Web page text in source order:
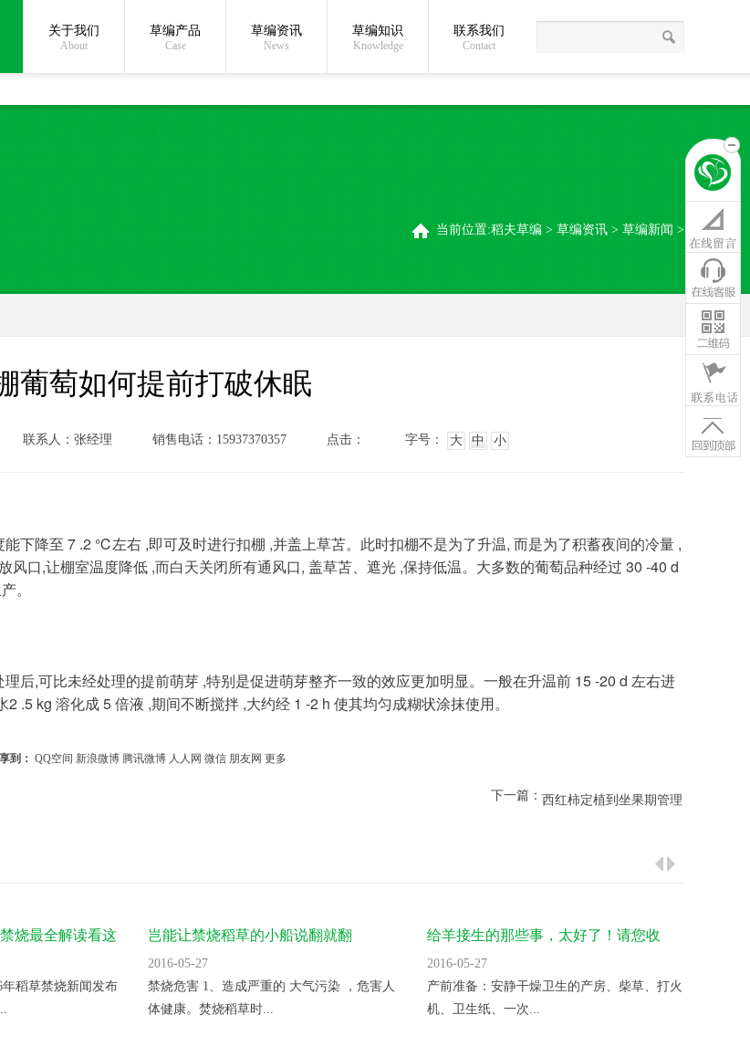
在线沟通: 关于我们 草编常识 稻夫草编制品厂
关于我们
About
草编产品
Case
草编资讯
News
草编知识
Knowledge
联系我们
Contact
当前位置:稻夫草编 > 草编资讯 > 草编新闻 >
葡萄如何提前打破休眠
联系人：张经理 销售电话：15937370357 点击： 字号： 大 中 小
口,让棚室温度降低 ,而白天关闭所有通风口, 盖草苫、遮光 ,保持低温。大多数的葡萄品种经过 30 -40 d
。
kg 溶化成 5 倍液 ,期间不断搅拌 ,大约经 1 -2 h 使其均匀成糊状涂抹使用。
到： QQ空间 新浪微博 腾讯微博 人人网 微信 朋友网 更多
下一篇： 西红柿定植到坐果期管理
烧最全解读看这
年稻草禁烧新闻发布
岂能让禁烧稻草的小船说翻就翻
2016-05-27
禁烧危害 1、造成严重的 大气污染 ，危害人
体健康。焚烧稻草时...
给羊接生的那些事，太好了！请您收
藏！
2016-05-27
产前准备：安静干燥卫生的产房、柴草、打火
机、卫生纸、一次...